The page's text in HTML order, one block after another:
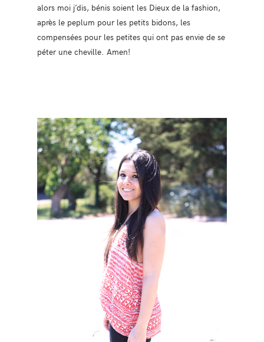
alors moi j’dis, bénis soient les Dieux de la fashion,
après le peplum pour les petits bidons, les
compensées pour les petites qui ont pas envie de se
péter une cheville. Amen!